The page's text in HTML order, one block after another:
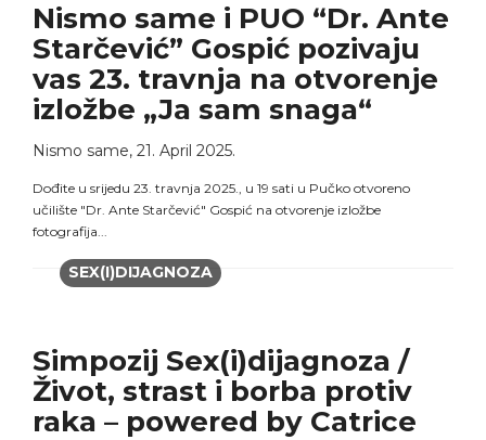
Nismo same i PUO “Dr. Ante
Starčević” Gospić pozivaju
vas 23. travnja na otvorenje
izložbe „Ja sam snaga“
Nismo same, 21. April 2025.
Dođite u srijedu 23. travnja 2025., u 19 sati u Pučko otvoreno
učilište "Dr. Ante Starčević" Gospić na otvorenje izložbe
fotografija...
SEX(I)DIJAGNOZA
Simpozij Sex(i)dijagnoza /
Život, strast i borba protiv
raka – powered by Catrice